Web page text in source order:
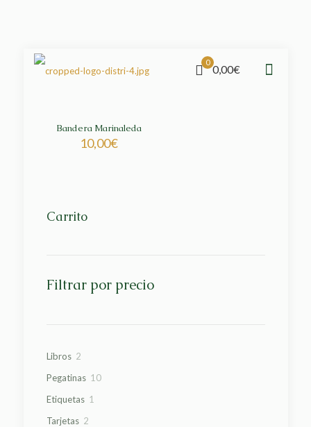
0
0,00€
Bandera Marinaleda
10,00€
Carrito
Filtrar por precio
Libros 22
Pegatinas 1010
Etiquetas 1
Tarjetas 22